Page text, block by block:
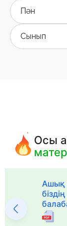
Пән
Сынып
Осы
Ашық